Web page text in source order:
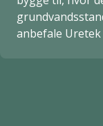
anbefale Uretek